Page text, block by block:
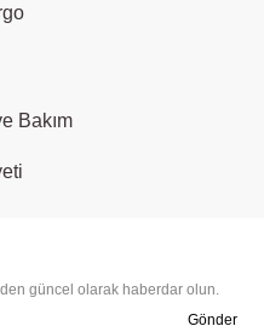
Bakım
güncel olarak haberdar olun.
Gönder